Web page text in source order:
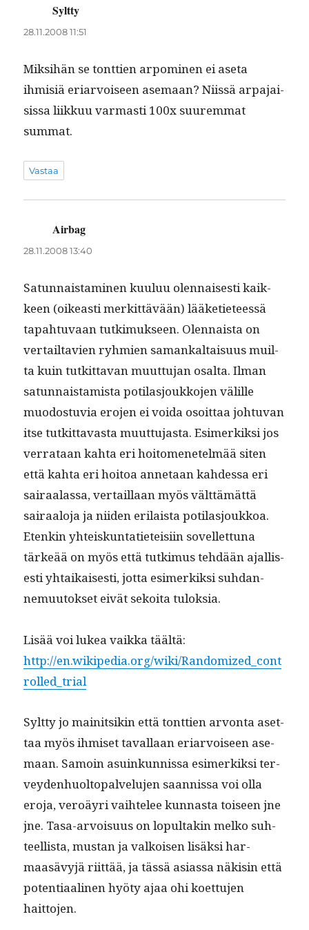
Syltty
28.11.2008 11:51
Mik­si­hän se tont­tien arpomi­nen ei ase­ta
ihmisiä eri­ar­voiseen ase­maan? Niis­sä arpa­jai­
sis­sa liikkuu var­masti 100x suurem­mat
summat.
Vastaa
Airbag
28.11.2008 13:40
Sat­un­nais­t­a­mi­nen kuu­luu olen­nais­es­ti kaik­
keen (oikeasti merkit­tävään) lääketi­eteessä
tapah­tu­vaan tutkimuk­seen. Olen­naista on
ver­tail­tavien ryh­mien samankaltaisu­us muil­
ta kuin tutkit­ta­van muut­tu­jan osalta. Ilman
sat­un­nais­tamista poti­lasjoukko­jen välille
muo­dos­tu­via ero­jen ei voi­da osoit­taa johtu­van
itse tutkit­tavas­ta muut­tu­jas­ta. Esimerkik­si jos
ver­rataan kah­ta eri hoit­o­menetelmää siten
että kah­ta eri hoitoa annetaan kahdessa eri
sairaalas­sa, ver­tail­laan myös vält­tämät­tä
sairaalo­ja ja niiden eri­laista poti­lasjoukkoa.
Etenkin yhteiskun­tati­eteisi­in sovel­let­tuna
tärkeää on myös että tutkimus tehdään ajal­lis­
es­ti yhtaikaises­ti, jot­ta esimerkik­si suh­dan­
nemuu­tok­set eivät sekoi­ta tuloksia.
Lisää voi lukea vaik­ka täältä:
http://en.wikipedia.org/wiki/Randomized_cont
rolled_trial
Sylt­ty jo mainit­sikin että tont­tien arvon­ta aset­
taa myös ihmiset taval­laan eri­ar­voiseen ase­
maan. Samoin asuinkun­nis­sa esimerkik­si ter­
vey­den­huoltopalvelu­jen saan­nis­sa voi olla
ero­ja, veroäyri vai­htelee kun­nas­ta toiseen jne
jne. Tasa-arvoisu­us on lop­ul­takin melko suh­
teel­lista, mus­tan ja valkoisen lisäk­si har­
maasävyjä riit­tää, ja tässä asi­as­sa näk­isin että
poten­ti­aa­li­nen hyö­ty ajaa ohi koet­tu­jen
haittojen.